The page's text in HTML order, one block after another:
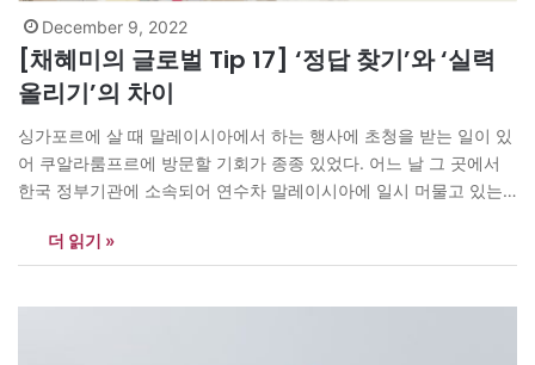
December 9, 2022
[채혜미의 글로벌 Tip 17] ‘정답 찾기’와 ‘실력
올리기’의 차이
싱가포르에 살 때 말레이시아에서 하는 행사에 초청을 받는 일이 있
어 쿠알라룸프르에 방문할 기회가 종종 있었다. 어느 날 그 곳에서
한국 정부기관에 소속되어 연수차 말레이시아에 일시 머물고 있는
경쟁을 뚫고 우수한 성적으로 선발되어 자부심과 희망을 가지고 이
곳에 오게 되었다고 했다. 영어만큼은 학교…
더 읽기 »